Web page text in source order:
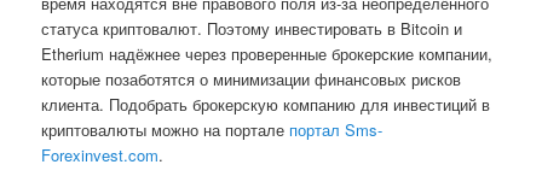
статуса криптовалют. Поэтому инвестировать в Bitcoin и
Etherium надёжнее через проверенные брокерские компании,
которые позаботятся о минимизации финансовых рисков
клиента. Подобрать брокерскую компанию для инвестиций в
криптовалюты можно на портале портал Sms-
Forexinvest.com.